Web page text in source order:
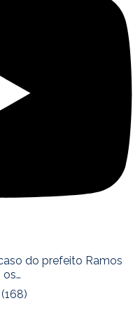
do prefeito Ramos
(168)